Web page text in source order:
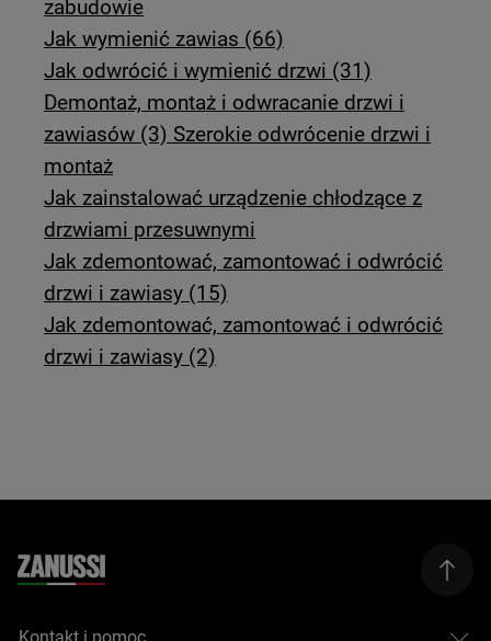
zabudowie
Jak wymienić zawias (66)
Jak odwrócić i wymienić drzwi (31)
Demontaż, montaż i odwracanie drzwi i
zawiasów (3) Szerokie odwrócenie drzwi i
montaż
Jak zainstalować urządzenie chłodzące z
drzwiami przesuwnymi
Jak zdemontować, zamontować i odwrócić
drzwi i zawiasy (15)
Jak zdemontować, zamontować i odwrócić
drzwi i zawiasy (2)
Kontakt i pomoc